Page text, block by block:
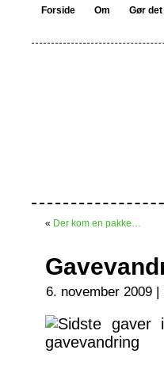
Forside Om Gør
« Der kom en pakke…
6. november 2009 |